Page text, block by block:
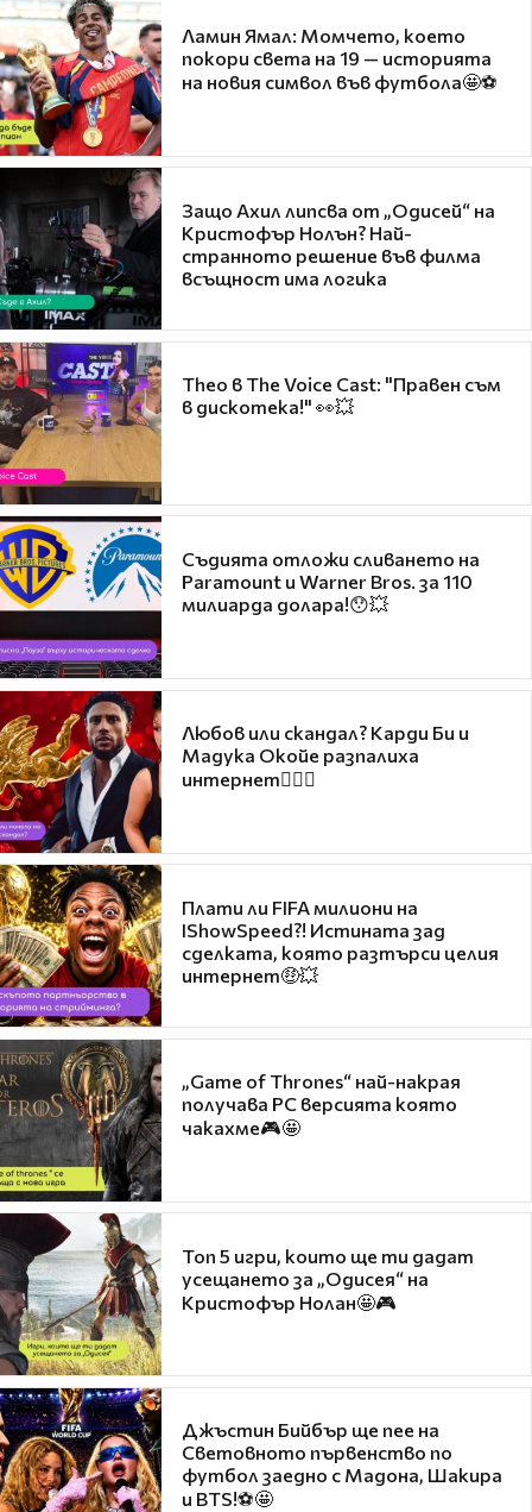
Ламин Ямал: Момчето, което
покори света на 19 — историята
на новия символ във футбола🤩⚽
Защо Ахил липсва от „Одисей“ на
Кристофър Нолън? Най-
странното решение във филма
всъщност има логика
Theo в The Voice Cast: "Правен съм
в дискотека!" 👀💥
Съдията отложи сливането на
Paramount и Warner Bros. за 110
милиарда долара!😯💥
Любов или скандал? Карди Би и
Мадука Окойе разпалиха
интернет❤️‍🔥🔥
Плати ли FIFA милиони на
IShowSpeed?! Истината зад
сделката, която разтърси целия
интернет🤑💥
„Game of Thrones“ най-накрая
получава PC версията която
чакахме🎮🤩
Топ 5 игри, които ще ти дадат
усещането за „Одисея“ на
Кристофър Нолан🤩🎮
Джъстин Бийбър ще пее на
Световното първенство по
футбол заедно с Мадона, Шакира
и BTS!⚽🤩